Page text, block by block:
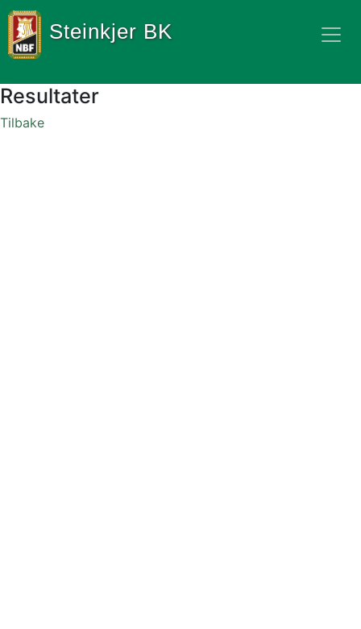
Steinkjer BK
Resultater
Tilbake